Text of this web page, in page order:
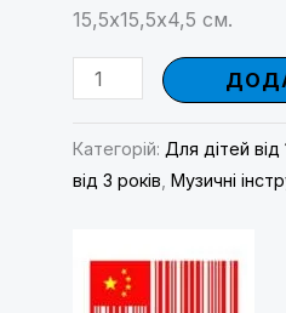
15,5х15,5х4,5 см.
Категорій: Для дітей від
від 3 років Музичні